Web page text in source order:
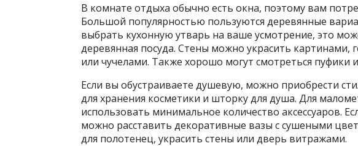
В комнате отдыха обычно есть окна, поэтому вам
Большой популярностью пользуются деревянные
выбрать кухонную утварь на ваше усмотрение, это
деревянная посуда. Стены можно украсить
или чучелами. Также хорошо могут смотреться пуфики
Если вы обустраиваете душевую, можно приобрести
для хранения косметики и шторку для душа. Для
использовать минимальное количество аксессуаров.
можно расставить декоративные вазы с сушеными
для полотенец, украсить стены или дверь витражами.